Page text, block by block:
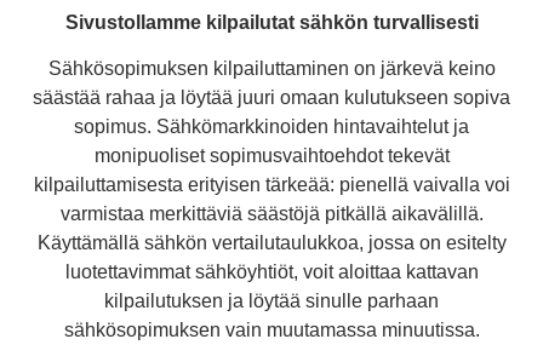
Sivustollamme kilpailutat sähkön turvallisesti
Sähkösopimuksen kilpailuttaminen on järkevä keino
säästää rahaa ja löytää juuri omaan kulutukseen sopiva
sopimus. Sähkömarkkinoiden hintavaihtelut ja
monipuoliset sopimusvaihtoehdot tekevät
kilpailuttamisesta erityisen tärkeää: pienellä vaivalla voi
varmistaa merkittäviä säästöjä pitkällä aikavälillä.
Käyttämällä sähkön vertailutaulukkoa, jossa on esitelty
luotettavimmat sähköyhtiöt, voit aloittaa kattavan
kilpailutuksen ja löytää sinulle parhaan
sähkösopimuksen vain muutamassa minuutissa.